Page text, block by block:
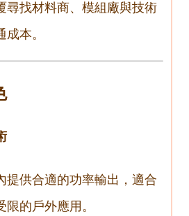
尋找材料商、模組廠與技術
本。
提供合適的功率輸出，適合
的戶外應用。